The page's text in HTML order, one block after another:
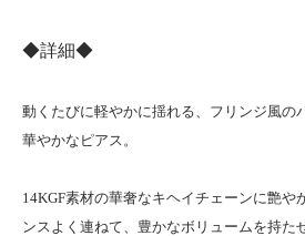
◆詳細◆
動くたびに軽やかに揺れる、フリンジ風の
華やかなピアス。
14KGF素材の華奢なキヘイチェーンに艶や
ンスよく連ねて、豊かなボリュームを持た